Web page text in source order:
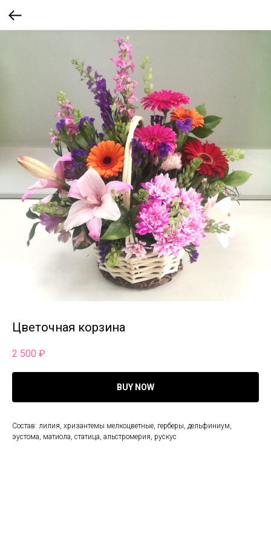
Цветочная корзина
2 500 ₽
BUY NOW
Состав: лилия, хризантемы мелкоцветные, герберы, дельфиниум,
эустома, матиола, статица, альстромерия, рускус